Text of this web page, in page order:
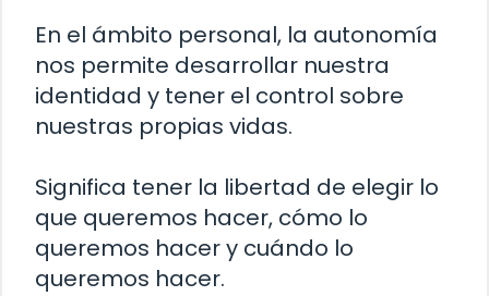
En el ámbito personal, la autonomía
nos permite desarrollar nuestra
identidad y tener el control sobre
nuestras propias vidas.
Significa tener la libertad de elegir lo
que queremos hacer, cómo lo
queremos hacer y cuándo lo
queremos hacer.